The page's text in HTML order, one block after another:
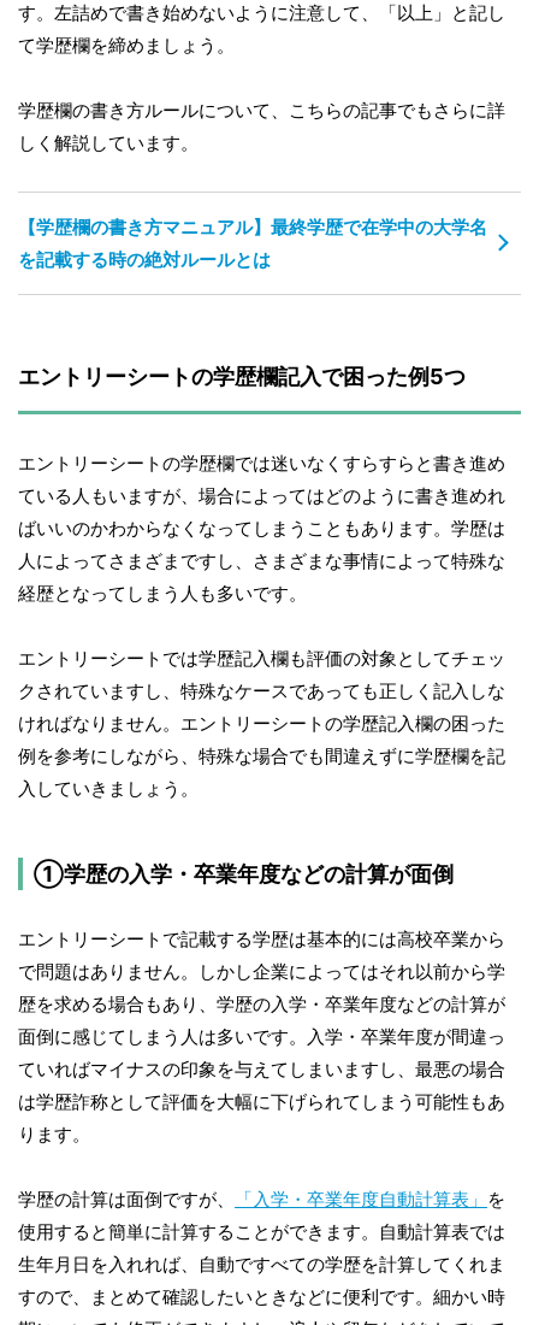
す。左詰めで書き始めないように注意して、「以上」と記し
て学歴欄を締めましょう。
学歴欄の書き方ルールについて、こちらの記事でもさらに詳
しく解説しています。
【学歴欄の書き方マニュアル】最終学歴で在学中の大学名
を記載する時の絶対ルールとは
エントリーシートの学歴欄記入で困った例5つ
エントリーシートの学歴欄では迷いなくすらすらと書き進め
ている人もいますが、場合によってはどのように書き進めれ
ばいいのかわからなくなってしまうこともあります。学歴は
人によってさまざまですし、さまざまな事情によって特殊な
経歴となってしまう人も多いです。
エントリーシートでは学歴記入欄も評価の対象としてチェッ
クされていますし、特殊なケースであっても正しく記入しな
ければなりません。エントリーシートの学歴記入欄の困った
例を参考にしながら、特殊な場合でも間違えずに学歴欄を記
入していきましょう。
①学歴の入学・卒業年度などの計算が面倒
エントリーシートで記載する学歴は基本的には高校卒業から
で問題はありません。しかし企業によってはそれ以前から学
歴を求める場合もあり、学歴の入学・卒業年度などの計算が
面倒に感じてしまう人は多いです。入学・卒業年度が間違っ
ていればマイナスの印象を与えてしまいますし、最悪の場合
は学歴詐称として評価を大幅に下げられてしまう可能性もあ
ります。
学歴の計算は面倒ですが、 「入学・卒業年度自動計算表」 を
使用すると簡単に計算することができます。自動計算表では
生年月日を入れれば、自動ですべての学歴を計算してくれま
すので、まとめて確認したいときなどに便利です。細かい時